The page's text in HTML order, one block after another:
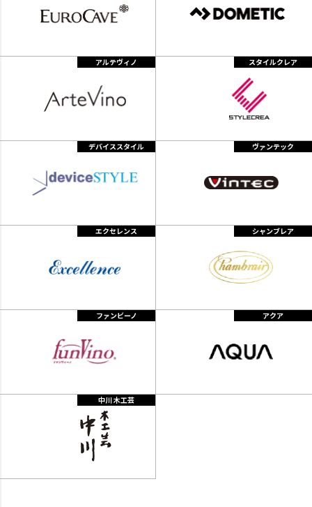
アルテヴィノ スタイルクレア
デバイススタイル ヴァンテック
エクセレンス シャンブレア
ファンビーノ アクア
中川 木工芸